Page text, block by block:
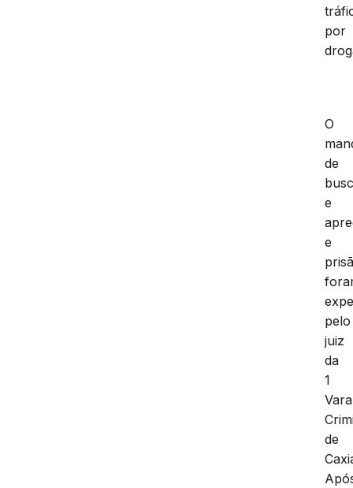
por
O
de
e
e
pelo
juiz
da
1
Vara
de